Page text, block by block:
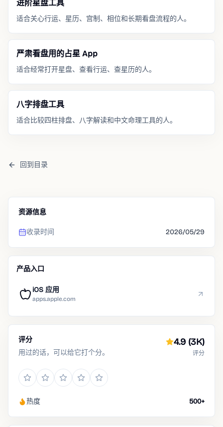
进阶星盘工具
适合关心行运、星历、宫制、相位和长期看盘流程的人。
严肃看盘用的占星 App
适合经常打开星盘、查看行运、查星历的人。
八字排盘工具
适合比较四柱排盘、八字解读和中文命理工具的人。
回到目录
资源信息
收录时间 2026/05/29
产品入口
iOS 应用
apps.apple.com
评分
用过的话，可以给它打个分。
4.9 (3K)
评分
热度 500+